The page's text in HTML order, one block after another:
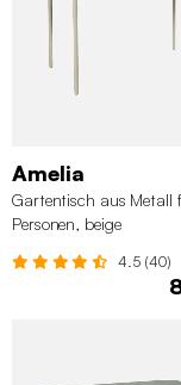
Amelia
Gartentisch aus Metall
Personen, beige
4.5 (40)